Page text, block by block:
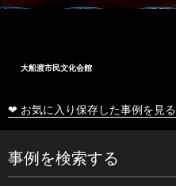
大船渡市民文化会館
❤ お気に入り保存した事例を見る
事例を検索する